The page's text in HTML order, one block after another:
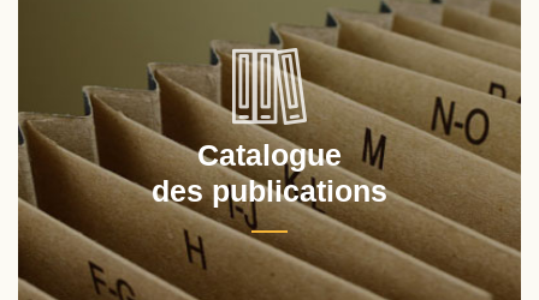
Catalogue
des publications